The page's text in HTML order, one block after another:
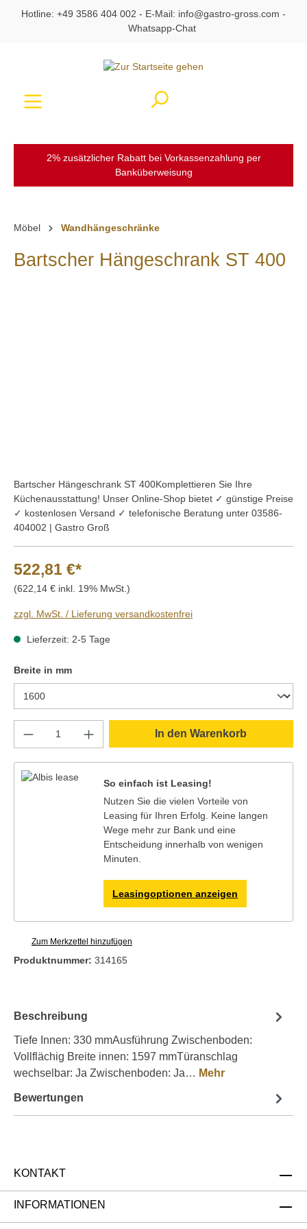
springen
Hotline: +49 3586 404 002 - E-Mail: info@gastro-gross.com -
Whatsapp-Chat
2% zusätzlicher Rabatt bei Vorkassenzahlung per
Banküberweisung
Möbel Wandhängeschränke
Bartscher Hängeschrank ST 400
Bartscher Hängeschrank ST 400Komplettieren Sie Ihre
Küchenausstattung! Unser Online-Shop bietet ✓ günstige Preise
✓ kostenlosen Versand ✓ telefonische Beratung unter 03586-
404002 | Gastro Groß
522,81 €*
(622,14 € inkl. 19% MwSt.)
zzgl. MwSt. / Lieferung versandkostenfrei
Lieferzeit: 2-5 Tage
Breite in mmauswählen
Produkt Anzahl: Gib den gewünschten
In den Warenkorb
So einfach ist Leasing!
Nutzen Sie die vielen Vorteile von
Leasing für Ihren Erfolg. Keine langen
Wege mehr zur Bank und eine
Entscheidung innerhalb von wenigen
Minuten.
Leasingoptionen anzeigen
Zum Merkzettel hinzufügen
Produktnummer: 314165
Beschreibung
Tiefe Innen: 330 mmAusführung Zwischenboden:
Vollflächig Breite innen: 1597 mmTüranschlag
wechselbar: Ja Zwischenboden: Ja… Mehr
Bewertungen
KONTAKT
INFORMATIONEN